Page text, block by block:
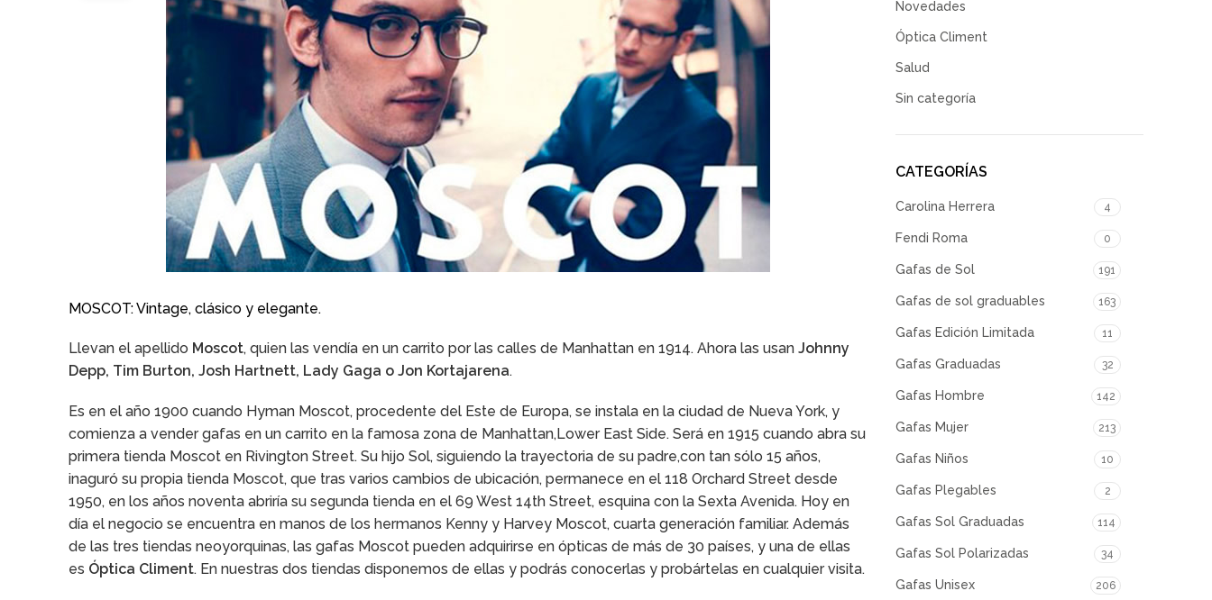
MOSCOT: Vintage, clásico y elegante.
Llevan el apellido Moscot, quien las vendía en un carrito por las calles de Manhattan en 1914. Ahora las usan Johnny
Depp, Tim Burton, Josh Hartnett, Lady Gaga o Jon Kortajarena.
Es en el año 1900 cuando Hyman Moscot, procedente del Este de Europa, se instala en la ciudad de Nueva York, y
comienza a vender gafas en un carrito en la famosa zona de Manhattan,Lower East Side. Será en 1915 cuando abra su
primera tienda Moscot en Rivington Street. Su hijo Sol, siguiendo la trayectoria de su padre,con tan sólo 15 años,
inaguró su propia tienda Moscot, que tras varios cambios de ubicación, permanece en el 118 Orchard Street desde
1950, en los años noventa abriría su segunda tienda en el 69 West 14th Street, esquina con la Sexta Avenida. Hoy en
día el negocio se encuentra en manos de los hermanos Kenny y Harvey Moscot, cuarta generación familiar. Además
de las tres tiendas neoyorquinas, las gafas Moscot pueden adquirirse en ópticas de más de 30 países, y una de ellas
es Óptica Climent. En nuestras dos tiendas disponemos de ellas y podrás conocerlas y probártelas en cualquier visita.
Novedades
Óptica Climent
Salud
Sin categoría
CATEGORÍAS
Carolina Herrera 4
Fendi Roma 0
Gafas de Sol 191
Gafas de sol graduables 163
Gafas Edición Limitada 11
Gafas Graduadas 32
Gafas Hombre 142
Gafas Mujer 213
Gafas Niños 10
Gafas Plegables 2
Gafas Sol Graduadas 114
Gafas Sol Polarizadas 34
Gafas Unisex 206